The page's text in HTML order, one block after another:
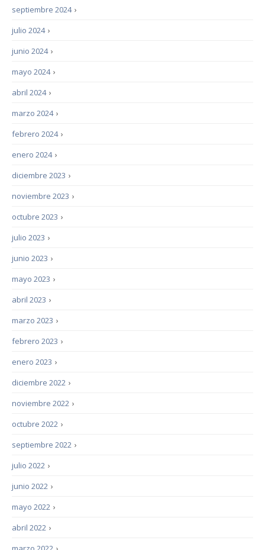
›
septiembre 2024
›
julio 2024
›
junio 2024
›
mayo 2024
›
abril 2024
›
marzo 2024
›
febrero 2024
›
enero 2024
›
diciembre 2023
›
noviembre 2023
›
octubre 2023
›
julio 2023
›
junio 2023
›
mayo 2023
›
abril 2023
›
marzo 2023
›
febrero 2023
›
enero 2023
›
diciembre 2022
›
noviembre 2022
›
octubre 2022
›
septiembre 2022
›
julio 2022
›
junio 2022
›
mayo 2022
›
abril 2022